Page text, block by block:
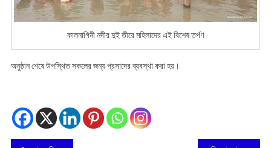
কালনাগিনী নদীর দুই তীরে মহিলাদের এই বিশেষ তর্পণ
অনুষ্ঠান শেষে উপস্থিত সকলের জন্য প্রসাদের ব্যবস্থা করা হয়।